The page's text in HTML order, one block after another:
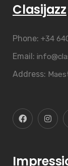
Clasijazz
Phone: +34
Email:
Address: